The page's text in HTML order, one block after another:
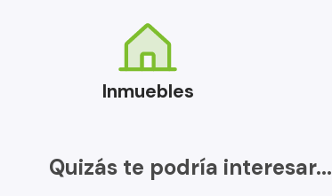
Inmuebles
Quizás te podría interesar...